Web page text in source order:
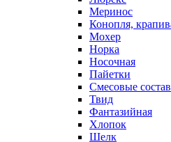
Меринос
Конопля,
Мохер
Норка
Носочная
Пайетки
Смесовые
Твид
Фантазийная
Хлопок
Шелк